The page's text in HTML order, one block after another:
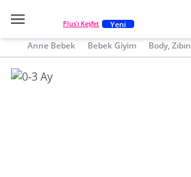
Plus'ı Keşfet Yeni
Anne Bebek Bebek Giyim Body, Zıbın